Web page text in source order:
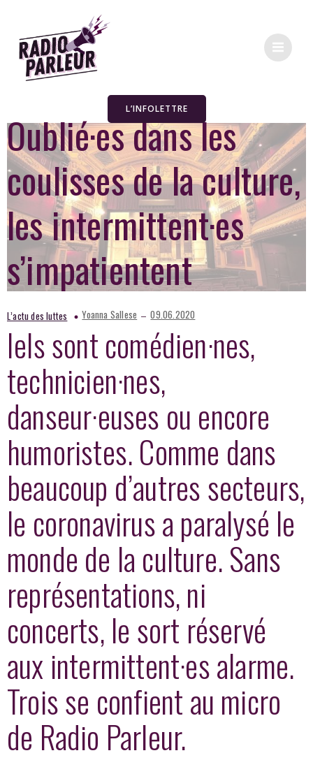
L’INFOLETTRE
Oublié·es dans les
coulisses de la culture,
les intermittent·es
s’impatientent
L’actu des luttes Yoanna Sallese – 09.06.2020
Iels sont comédien·nes,
technicien·nes,
danseur·euses ou encore
humoristes. Comme dans
beaucoup d’autres secteurs,
le coronavirus a paralysé le
monde de la culture. Sans
représentations, ni
concerts, le sort réservé
aux intermittent·es alarme.
Trois se confient au micro
de Radio Parleur.